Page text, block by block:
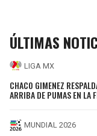
ÚLTIMAS
LIGA MX
CHACO GIMENEZ
ARRIBA DE PUMAS EN LA
MUNDIAL 2026